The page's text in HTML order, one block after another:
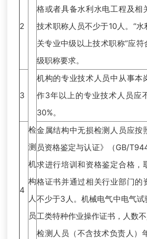
检
测
机
构
人
员
2
格或者具备水利水电工程及相
技术职称人员不少于10人。“
关专业中级以上技术职称”应符
级职称要求。
3
机构的专业技术人员中从事本
作3年以上的专业技术人员应
30%。
4
金属结构中无损检测人员应按
员资格鉴定与认证》（GB/
求进行培训和资格鉴定合格，
格证书并通过相关行业部门的
不少于3人。机械电气中电气
工类特种作业操作证书，人数不
检测人员（不含技术负责人）